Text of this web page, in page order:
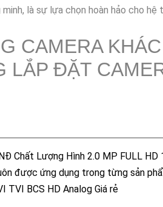
là sự lựa chọn hoàn hảo cho hệ
CAMERA
LẮP ĐẶT
Chất Lượng Hình 2.0 MP FULL
được ứng dụng trong từng sản
TVI BCS HD Analog Giá rẻ